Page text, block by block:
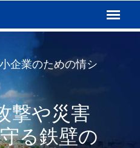
企業のための情シ
撃や災害
る鉄壁の